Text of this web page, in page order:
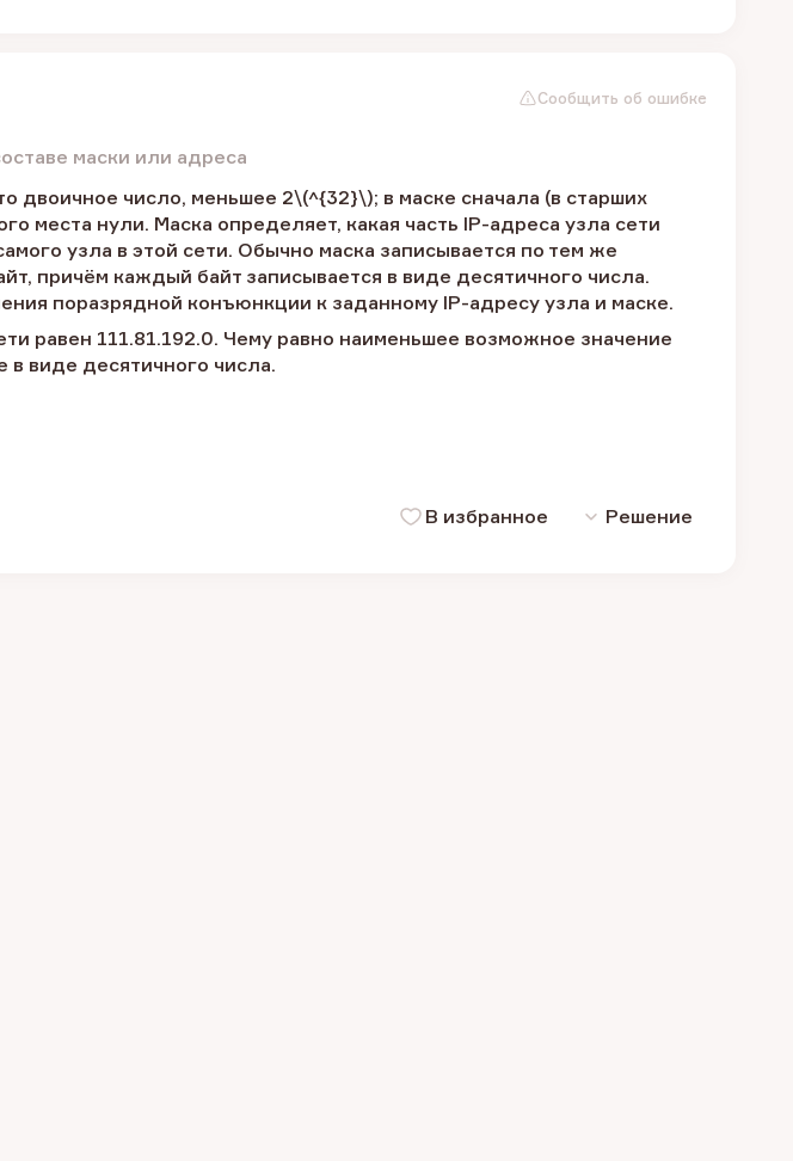
Сообщить об ошибке
маски или адреса
двоичное число, меньшее 2\(^{32}\); в маске сначала (в старших
места нули. Маска определяет, какая часть IP-адреса узла сети
узла в этой сети. Обычно маска записывается по тем же
причём каждый байт записывается в виде десятичного числа.
поразрядной конъюнкции к заданному IP-адресу узла и маске.
равен 111.81.192.0. Чему равно наименьшее возможное значение
в виде десятичного числа.
В избранное Решение